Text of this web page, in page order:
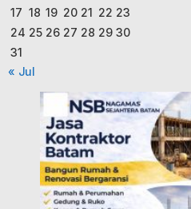
17 18 19 20 21 22 23
24 25 26 27 28 29 30
31
« Jul